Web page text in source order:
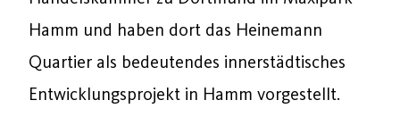
Hamm und haben dort das Heinemann
Quartier als bedeutendes innerstädtisches
Entwicklungsprojekt in Hamm vorgestellt.